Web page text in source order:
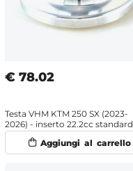
€ 78.02
Testa VHM KTM 250 SX (2023-
2026) - inserto 22.2cc standard